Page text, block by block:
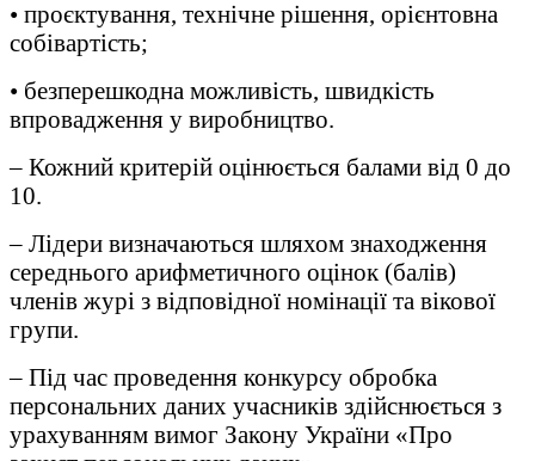
• проєктування, технічне рішення, орієнтовна
собівартість;
• безперешкодна можливість, швидкість
впровадження у виробництво.
– Кожний критерій оцінюється балами від 0 до
10.
– Лідери визначаються шляхом знаходження
середнього арифметичного оцінок (балів)
членів журі з відповідної номінації та вікової
групи.
– Під час проведення конкурсу обробка
персональних даних учасників здійснюється з
урахуванням вимог Закону України «Про